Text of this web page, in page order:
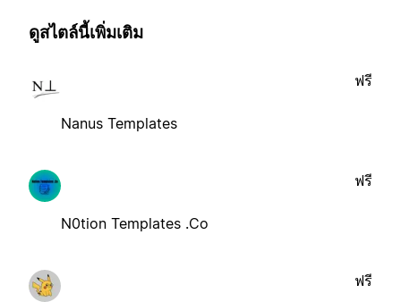
ดูสไตล์นี้เพิ่มเติม
Nanus Templates
ฟรี
N0tion Templates .Co
ฟรี
ฟรี